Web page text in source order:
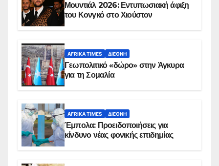
Μουντιάλ 2026: Εντυπωσιακή άφιξη
του Κονγκό στο Χιούστον
AFRIKA TIMES ΔΙΕΘΝΉ
Γεωπολιτικό «δώρο» στην Άγκυρα
για τη Σομαλία
AFRIKA TIMES ΔΙΕΘΝΉ
Έμπολα: Προειδοποιήσεις για
κίνδυνο νέας φονικής επιδημίας